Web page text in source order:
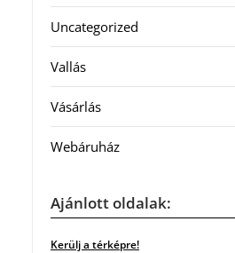
Uncategorized
Vallás
Vásárlás
Webáruház
Ajánlott oldalak:
Kerülj a térképre!